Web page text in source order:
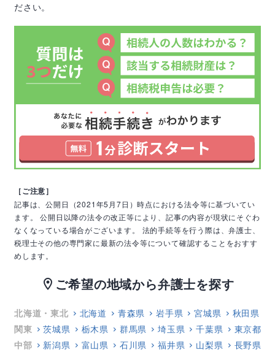
ださい。
［ご注意］
記事は、公開日（2021年5月7日）時点における法令等に基づいてい
ます。
公開日以降の法令の改正等により、記事の内容が現状にそぐわ
なくなっている場合がございます。
法的手続等を行う際は、弁護士、
税理士その他の専門家に最新の法令等について確認することをおすす
めします。
location_on ご希望の地域から弁護士を探す
北海道・東北 北海道 青森県 岩手県 宮城県 秋田県
関東
茨城県 栃木県 群馬県 埼玉県 千葉県 東京都
中部
新潟県 富山県 石川県 福井県 山梨県 長野県